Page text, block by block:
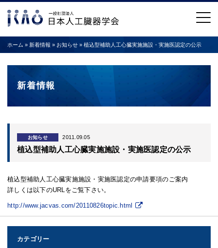
ホーム » 新着情報 » お知らせ » 植込型補助人工心臓実施施設・実施医認定の公示
新着情報
お知らせ 2011.09.05
植込型補助人工心臓実施施設・実施医認定の公示
植込型補助人工心臓実施施設・実施医認定の申請要項のご案内
詳しくは以下のURLをご覧下さい。
http://www.jacvas.com/20110826topic.html
カテゴリー